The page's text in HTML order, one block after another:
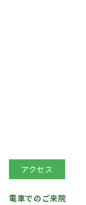
アクセス
電車でのご来院